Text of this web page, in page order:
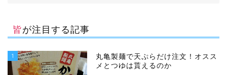
皆が注目する記事
1
丸亀製麺で天ぷらだけ注文！オスス
メとつゆは貰えるのか